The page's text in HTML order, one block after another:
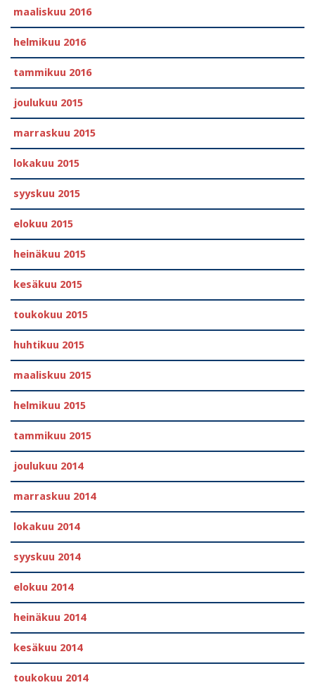
maaliskuu 2016
helmikuu 2016
tammikuu 2016
joulukuu 2015
marraskuu 2015
lokakuu 2015
syyskuu 2015
elokuu 2015
heinäkuu 2015
kesäkuu 2015
toukokuu 2015
huhtikuu 2015
maaliskuu 2015
helmikuu 2015
tammikuu 2015
joulukuu 2014
marraskuu 2014
lokakuu 2014
syyskuu 2014
elokuu 2014
heinäkuu 2014
kesäkuu 2014
toukokuu 2014